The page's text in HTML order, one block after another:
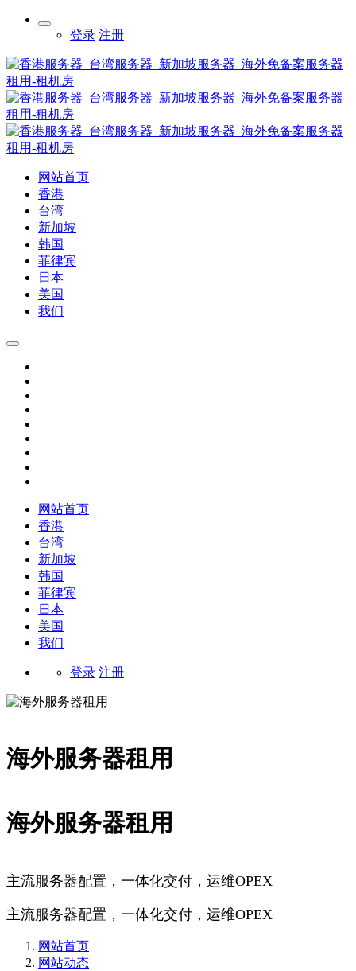
登录 注册
网站首页
香港
台湾
新加坡
韩国
菲律宾
日本
美国
我们
网站首页
香港
台湾
新加坡
韩国
菲律宾
日本
美国
我们
登录 注册
海外服务器租用
海外服务器租用
主流服务器配置，一体化交付，运维OPEX
主流服务器配置，一体化交付，运维OPEX
网站首页
网站动态